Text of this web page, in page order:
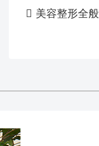
美容整形全般